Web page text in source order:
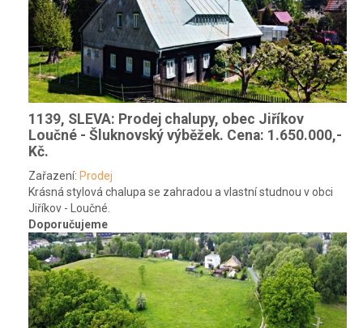
1139, SLEVA: Prodej chalupy, obec Jiříkov
Loučné - Šluknovský výběžek. Cena: 1.650.000,-
Kč.
Zařazení: Prodej
Krásná stylová chalupa se zahradou a vlastní studnou v obci
Jiříkov - Loučné.
Doporučujeme